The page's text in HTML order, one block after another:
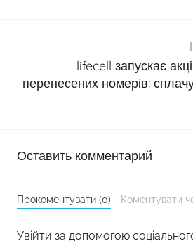
lifecell запускає
перенесених номерів:
Оставить комментарий
Прокоментувати (0) Коментувати
Увійти за допомогою